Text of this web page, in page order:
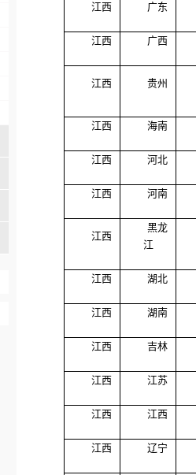
江西 广东
江西 广西
江西 贵州
江西 海南
江西 河北
江西 河南
江西
黑龙
江
江西 湖北
江西 湖南
江西 吉林
江西 江苏
江西 江西
江西 辽宁